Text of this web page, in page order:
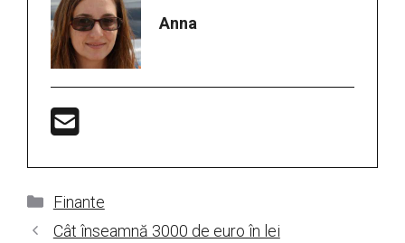
Anna
Categorii
Finante
Cât înseamnă 3000 de euro în lei